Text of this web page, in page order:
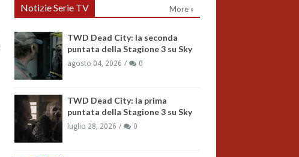
Notizie Serie TV More »
TWD Dead City: la seconda
puntata della Stagione 3 su Sky
agosto 04, 2026 0
TWD Dead City: la prima
puntata della Stagione 3 su Sky
luglio 28, 2026 0